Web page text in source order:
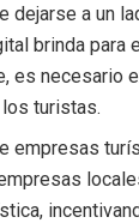
dejarse a un
brinda para
es necesario
turistas.
empresas